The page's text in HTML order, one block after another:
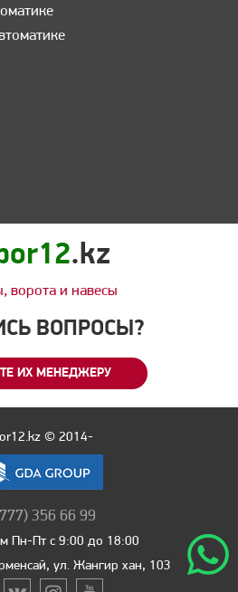
.kz
ворота и навесы
ВОПРОСЫ?
ИХ МЕНЕДЖЕРУ
© 2014-
356 66 99
Пн-Пт с 9:00 до 18:00
ул. Жангир хан, 103